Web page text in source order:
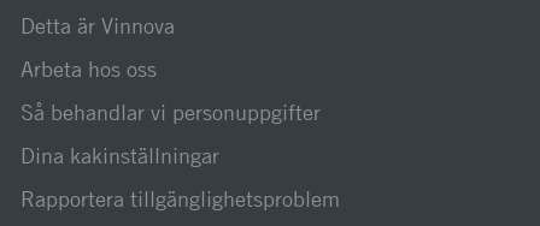
Detta är Vinnova
Arbeta hos oss
Så behandlar vi personuppgifter
Dina kakinställningar
Rapportera tillgänglighetsproblem